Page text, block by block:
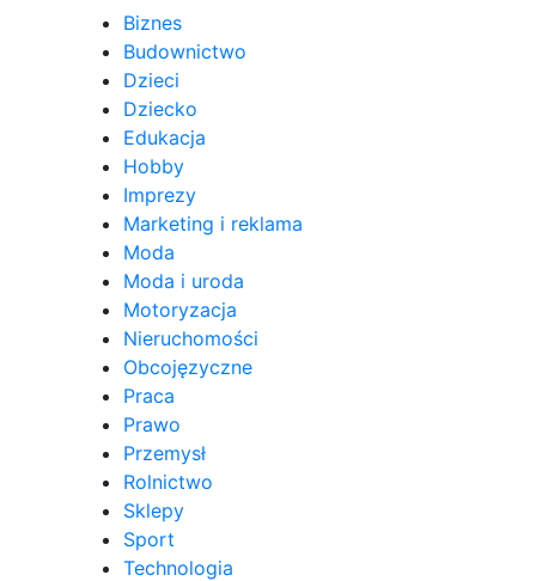
Biznes
Budownictwo
Dzieci
Dziecko
Edukacja
Hobby
Imprezy
Marketing i reklama
Moda
Moda i uroda
Motoryzacja
Nieruchomości
Obcojęzyczne
Praca
Prawo
Przemysł
Rolnictwo
Sklepy
Sport
Technologia